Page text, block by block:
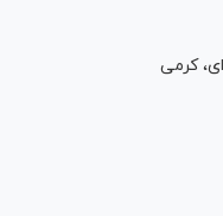
کرمی